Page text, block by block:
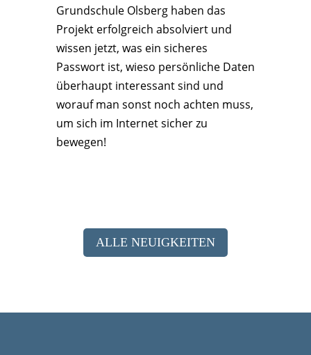
Grundschule Olsberg haben das
Projekt erfolgreich absolviert und
wissen jetzt, was ein sicheres
Passwort ist, wieso persönliche Daten
überhaupt interessant sind und
worauf man sonst noch achten muss,
um sich im Internet sicher zu
bewegen!
ALLE NEUIGKEITEN